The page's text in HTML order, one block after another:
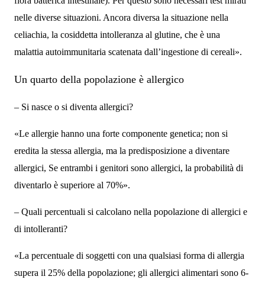
nelle diverse situazioni. Ancora diversa la situazione nella
celiachia, la cosiddetta intolleranza al glutine, che è una
malattia autoimmunitaria scatenata dall’ingestione di cereali».
Un quarto della popolazione è allergico
– Si nasce o si diventa allergici?
«Le allergie hanno una forte componente genetica; non si
eredita la stessa allergia, ma la predisposizione a diventare
allergici, Se entrambi i genitori sono allergici, la probabilità di
diventarlo è superiore al 70%».
– Quali percentuali si calcolano nella popolazione di allergici e
di intolleranti?
«La percentuale di soggetti con una qualsiasi forma di allergia
supera il 25% della popolazione; gli allergici alimentari sono 6-